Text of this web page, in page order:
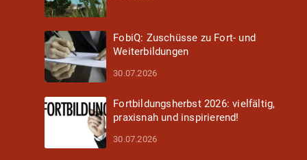
FobiQ: Zuschüsse zu Fort- und
Weiterbildungen
30.07.2026
Fortbildungsherbst 2026: vielfältig,
praxisnah und inspirierend!
30.07.2026